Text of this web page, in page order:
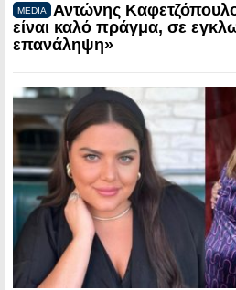
MEDIA
Αντώνης
είναι καλό πράγμα, σε
επανάληψη»